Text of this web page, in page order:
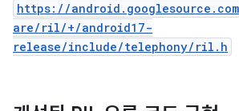
https://
are/ril/+/android17-
release/include/telephony/ril.h